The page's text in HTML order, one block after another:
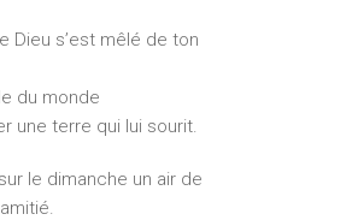
Dieu s’est mêlé de ton
du monde
une terre qui lui sourit.
le dimanche un air de